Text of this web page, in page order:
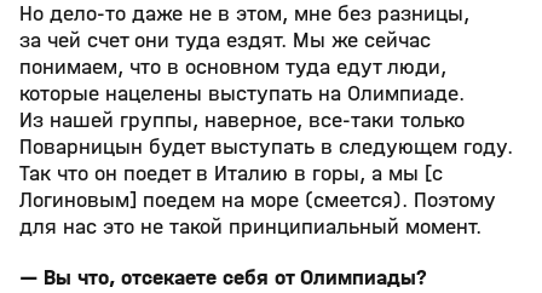
Но дело‑то даже не в этом, мне без разницы,
за чей счет они туда ездят. Мы же сейчас
понимаем, что в основном туда едут люди,
которые нацелены выступать на Олимпиаде.
Из нашей группы, наверное, все‑таки только
Поварницын будет выступать в следующем году.
Так что он поедет в Италию в горы, а мы [с
Логиновым] поедем на море (смеется). Поэтому
для нас это не такой принципиальный момент.
— Вы что, отсекаете себя от Олимпиады?